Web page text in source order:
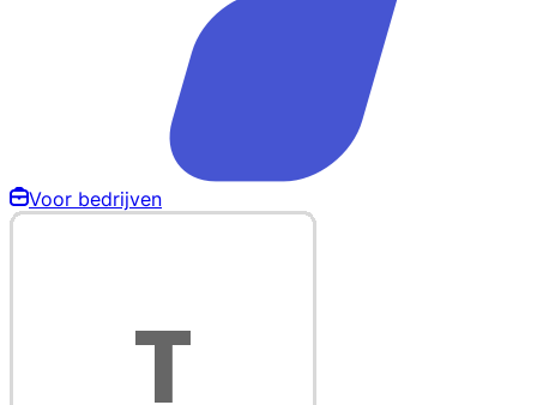
Voor bedrijven